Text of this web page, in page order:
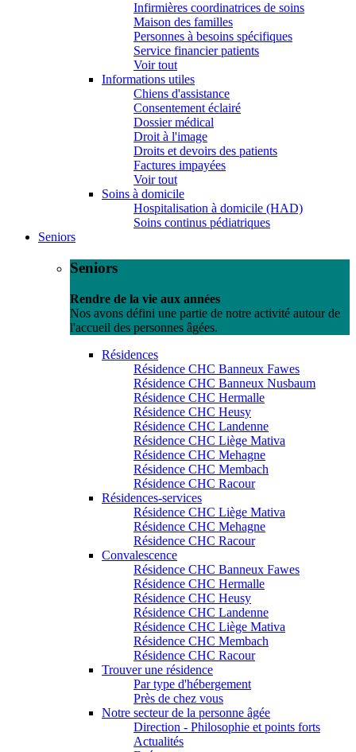
Infirmières coordinatrices de soins
Maison des familles
Personnes à besoins spécifiques
Service financier patients
Voir tout
Informations utiles
Chiens d'assistance
Consentement éclairé
Dossier médical
Droit à l'image
Droits et devoirs des patients
Factures impayées
Voir tout
Soins à domicile
Hospitalisation à domicile (HAD)
Soins continus pédiatriques
Seniors
Seniors
Rendre de la vie aux années
Nos avons défini une partie de notre activité autour de
l'accueil des personnes âgées.
Résidences
Résidence CHC Banneux Fawes
Résidence CHC Banneux Nusbaum
Résidence CHC Hermalle
Résidence CHC Heusy
Résidence CHC Landenne
Résidence CHC Liège Mativa
Résidence CHC Mehagne
Résidence CHC Membach
Résidence CHC Racour
Résidences-services
Résidence CHC Liège Mativa
Résidence CHC Mehagne
Résidence CHC Racour
Convalescence
Résidence CHC Banneux Fawes
Résidence CHC Hermalle
Résidence CHC Heusy
Résidence CHC Landenne
Résidence CHC Liège Mativa
Résidence CHC Membach
Résidence CHC Racour
Trouver une résidence
Par type d'hébergement
Près de chez vous
Notre secteur de la personne âgée
Direction - Philosophie et points forts
Actualités